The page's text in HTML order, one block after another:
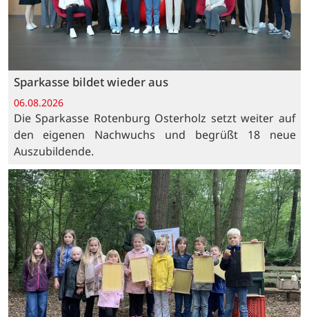
Sparkasse bildet wieder aus
06.08.2026
Die Sparkasse Rotenburg Osterholz setzt weiter auf
den eigenen Nachwuchs und begrüßt 18 neue
Auszubildende.